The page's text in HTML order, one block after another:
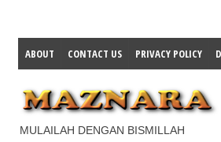
ABOUT CONTACT US PRIVACY POLICY
MULAILAH DENGAN BISMILLAH